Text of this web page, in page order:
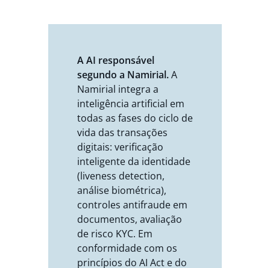
A AI responsável
segundo a Namirial.A
Namirial integra a
inteligência artificial em
todas as fases do ciclo de
vida das transações
digitais: verificação
inteligente da identidade
(liveness detection,
análise biométrica),
controles antifraude em
documentos, avaliação
de risco KYC. Em
conformidade com os
princípios do AI Act e do